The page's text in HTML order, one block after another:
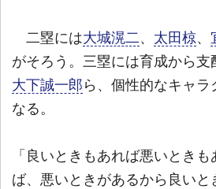
二塁には大城滉二、 太田椋、
がそろう。三塁には育成から支
大下誠一郎 ら、個性的なキャ
なる。
「良いときもあれば悪いとき
ば、悪いときがあるから良いと